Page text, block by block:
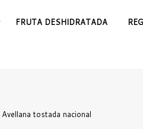
FRUTA DESHIDRATADA
Avellana tostada nacional